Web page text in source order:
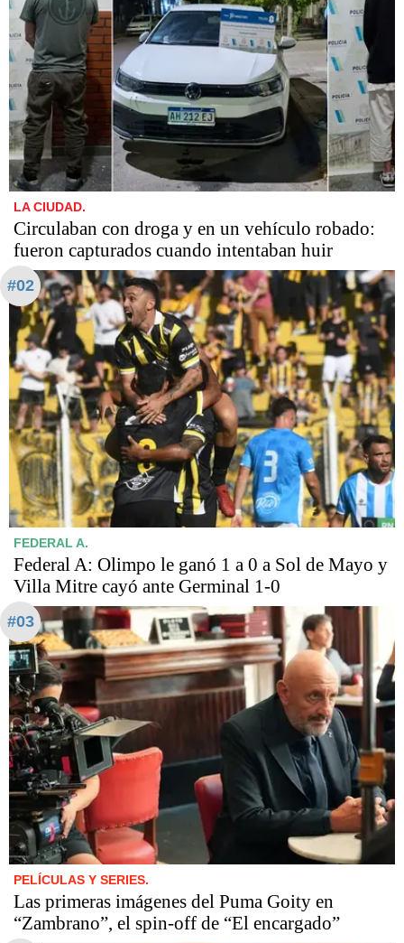
LA CIUDAD.
Circulaban con droga y en un vehículo robado:
fueron capturados cuando intentaban huir
#02
FEDERAL A.
Federal A: Olimpo le ganó 1 a 0 a Sol de Mayo y
Villa Mitre cayó ante Germinal 1-0
#03
PELÍCULAS Y SERIES.
Las primeras imágenes del Puma Goity en
“Zambrano”, el spin-off de “El encargado”